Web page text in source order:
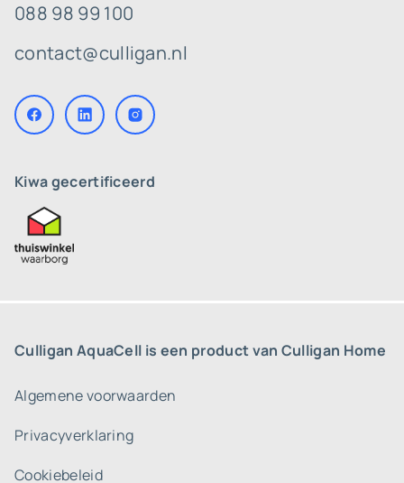
088 98 99 100
contact@culligan.nl
Kiwa gecertificeerd
Culligan AquaCell is een product van Culligan Home
Algemene voorwaarden
Privacyverklaring
Cookiebeleid